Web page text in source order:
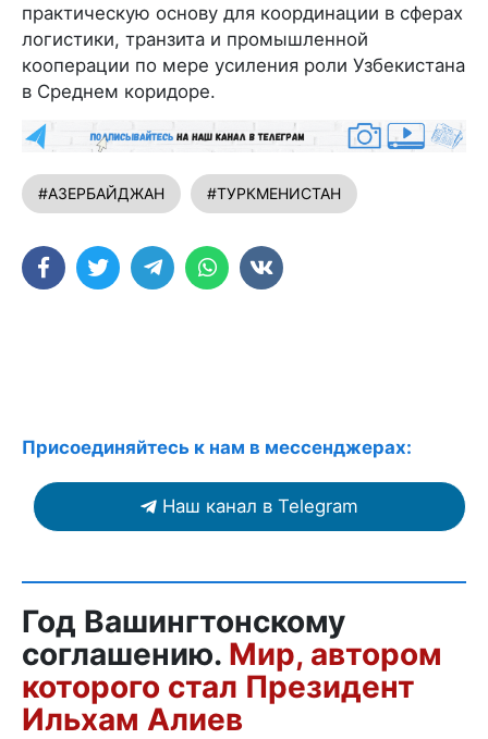
практическую основу для координации в сферах
логистики, транзита и промышленной
кооперации по мере усиления роли Узбекистана
в Среднем коридоре.
#АЗЕРБАЙДЖАН #ТУРКМЕНИСТАН
Присоединяйтесь к нам в мессенджерах:
Наш канал в Telegram
Год Вашингтонскому
соглашению. Мир, автором
которого стал Президент
Ильхам Алиев